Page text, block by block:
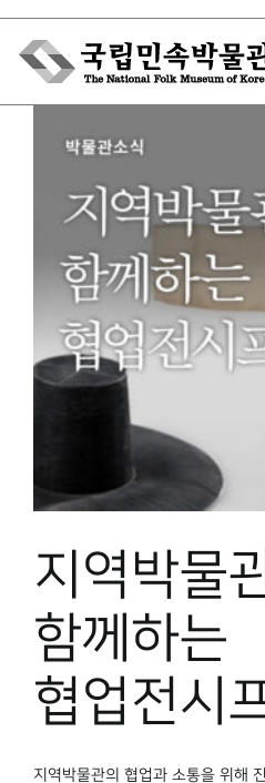
Skip
content
박물관에서는
민속이야기
민속 인사이드
원문보기 PDF
박물관 홈페이지
지역박물
함께하는
협업전시
지역박물관의 협업과 소통을 위해